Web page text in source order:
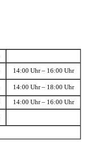
14:00 Uhr – 16:00 Uhr
14:00 Uhr – 18:00 Uhr
14:00 Uhr – 16:00 Uhr